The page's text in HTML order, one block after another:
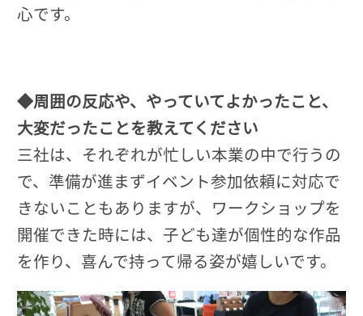
心です。
◆周囲の反応や、やっていてよかったこと、
大変だったことを教えてください
三社は、それぞれが忙しい本業の中で行うの
で、準備が進まずイベント参加依頼に対応で
きないこともありますが、ワークショップを
開催できた時には、子ども達が個性的な作品
を作り、喜んで持って帰る姿が嬉しいです。